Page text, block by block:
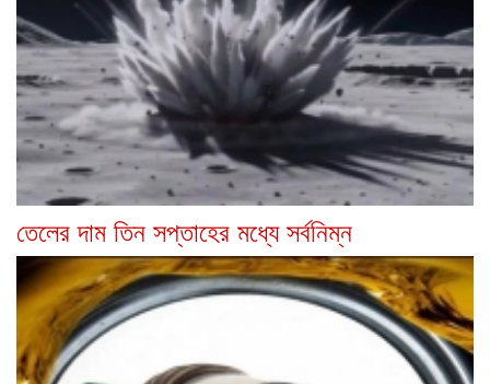
তেলের দাম তিন সপ্তাহের মধ্যে সর্বনিম্ন